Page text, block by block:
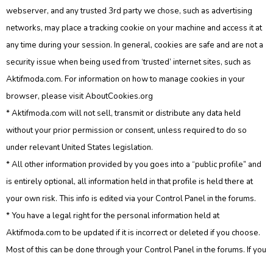
webserver, and any trusted 3rd party we chose, such as advertising
networks, may place a tracking cookie on your machine and access it at
any time during your session. In general, cookies are safe and are not a
security issue when being used from ‘trusted’ internet sites, such as
Aktifmoda.com. For information on how to manage cookies in your
browser, please visit AboutCookies.org
* Aktifmoda.com will not sell, transmit or distribute any data held
without your prior permission or consent, unless required to do so
under relevant United States legislation.
* All other information provided by you goes into a “public profile” and
is entirely optional, all information held in that profile is held there at
your own risk. This info is edited via your Control Panel in the forums.
* You have a legal right for the personal information held at
Aktifmoda.com to be updated if it is incorrect or deleted if you choose.
Most of this can be done through your Control Panel in the forums. If you